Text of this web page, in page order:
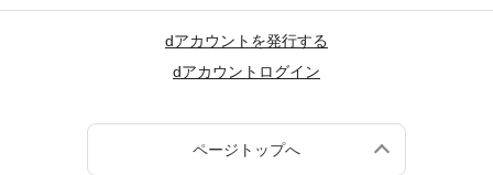
dアカウントを発行する
dアカウントログイン
ページトップへ